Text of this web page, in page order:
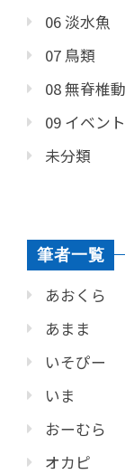
06 淡水魚
07 鳥類
08 無脊椎
09 イベント
未分類
筆者一覧
あおくら
あまま
いそぴー
いま
おーむら
オカピ